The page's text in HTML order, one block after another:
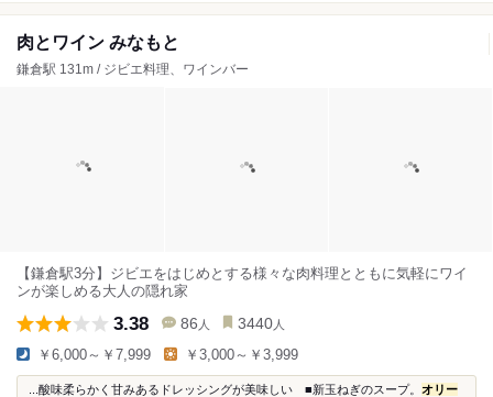
肉とワイン みなもと
鎌倉駅 131m / ジビエ料理、ワインバー
【鎌倉駅3分】ジビエをはじめとする様々な肉料理とともに気軽にワイ
ンが楽しめる大人の隠れ家
3.38 86 人 3440 人
￥6,000～￥7,999 ￥3,000～￥3,999
...酸味柔らかく甘みあるドレッシングが美味しい ■新玉ねぎのスープ。 オリー